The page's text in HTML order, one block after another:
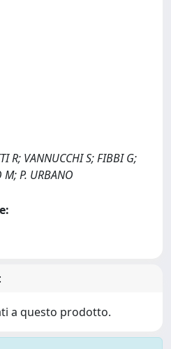
R; VANNUCCHI S; FIBBI G;
M; P. URBANO
a questo prodotto.